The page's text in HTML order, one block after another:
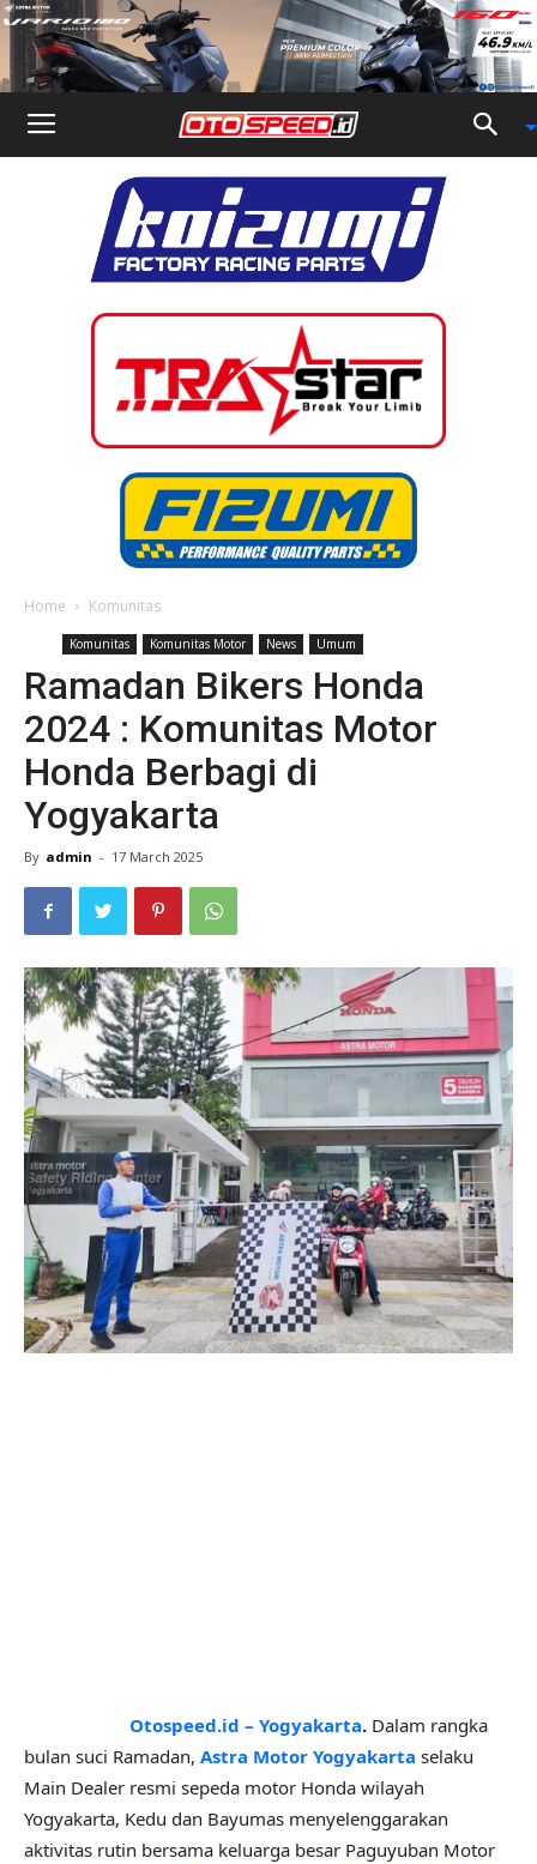
Home Komunitas
Komunitas Komunitas Motor News Umum
Ramadan Bikers Honda
2024 : Komunitas Motor
Honda Berbagi di
Yogyakarta
By admin - 17 March 2025
Otospeed.id – Yogyakarta. Dalam rangka
bulan suci Ramadan, Astra Motor Yogyakarta selaku
Main Dealer resmi sepeda motor Honda wilayah
Yogyakarta, Kedu dan Bayumas menyelenggarakan
aktivitas rutin bersama keluarga besar Paguyuban Motor